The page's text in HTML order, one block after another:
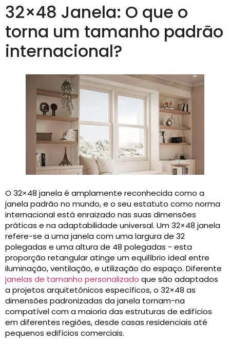
32×48 Janela: O que o
torna um tamanho padrão
internacional?
O 32×48 janela é amplamente reconhecida como a
janela padrão no mundo, e o seu estatuto como norma
internacional está enraizado nas suas dimensões
práticas e na adaptabilidade universal. Um 32×48 janela
refere-se a uma janela com uma largura de 32
polegadas e uma altura de 48 polegadas - esta
proporção retangular atinge um equilíbrio ideal entre
iluminação, ventilação, e utilização do espaço. Diferente
janelas de tamanho personalizado que são adaptados
a projetos arquitetônicos específicos, o 32×48 as
dimensões padronizadas da janela tornam-na
compatível com a maioria das estruturas de edifícios
em diferentes regiões, desde casas residenciais até
pequenos edifícios comerciais.